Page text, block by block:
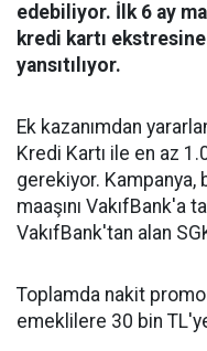
edebiliyor. İlk 6 ay
kredi kartı
yansıtılıyor.
Ek kazanımdan
Kredi Kartı ile en az
gerekiyor. Kampanya,
maaşını VakıfBank'a
VakıfBank'tan alan
Toplamda nakit
emeklilere 30 bin